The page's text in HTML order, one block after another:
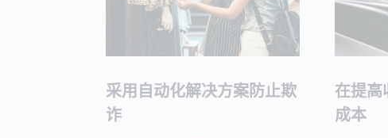
采用自动化解决方案防止欺
诈
在提高
成本